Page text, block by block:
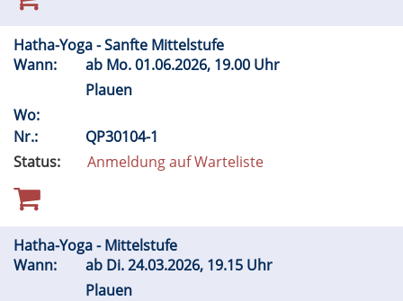
Hatha-Yoga - Sanfte Mittelstufe
Wann:
ab Mo.01.06.2026, 19.00 Uhr
Plauen
Wo:
Nr.:
QP30104-1
Status:
Anmeldung auf Warteliste
Hatha-Yoga - Mittelstufe
Wann:
ab Di.24.03.2026, 19.15 Uhr
Plauen